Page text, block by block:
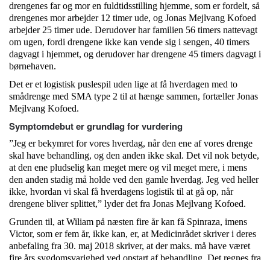
drengenes far og mor en fuldtidsstilling hjemme, som er fordelt, så
drengenes mor arbejder 12 timer ude, og Jonas Mejlvang Kofoed
arbejder 25 timer ude. Derudover har familien 56 timers nattevagt
om ugen, fordi drengene ikke kan vende sig i sengen, 40 timers
dagvagt i hjemmet, og derudover har drengene 45 timers dagvagt i
børnehaven.
Det er et logistisk puslespil uden lige at få hverdagen med to
smådrenge med SMA type 2 til at hænge sammen, fortæller Jonas
Mejlvang Kofoed.
Symptomdebut er grundlag for vurdering
”Jeg er bekymret for vores hverdag, når den ene af vores drenge
skal have behandling, og den anden ikke skal. Det vil nok betyde,
at den ene pludselig kan meget mere og vil meget mere, i mens
den anden stadig må holde ved den gamle hverdag. Jeg ved heller
ikke, hvordan vi skal få hverdagens logistik til at gå op, når
drengene bliver splittet,” lyder det fra Jonas Mejlvang Kofoed.
Grunden til, at Wiliam på næsten fire år kan få Spinraza, imens
Victor, som er fem år, ikke kan, er, at Medicinrådet skriver i deres
anbefaling fra 30. maj 2018 skriver, at der maks. må have været